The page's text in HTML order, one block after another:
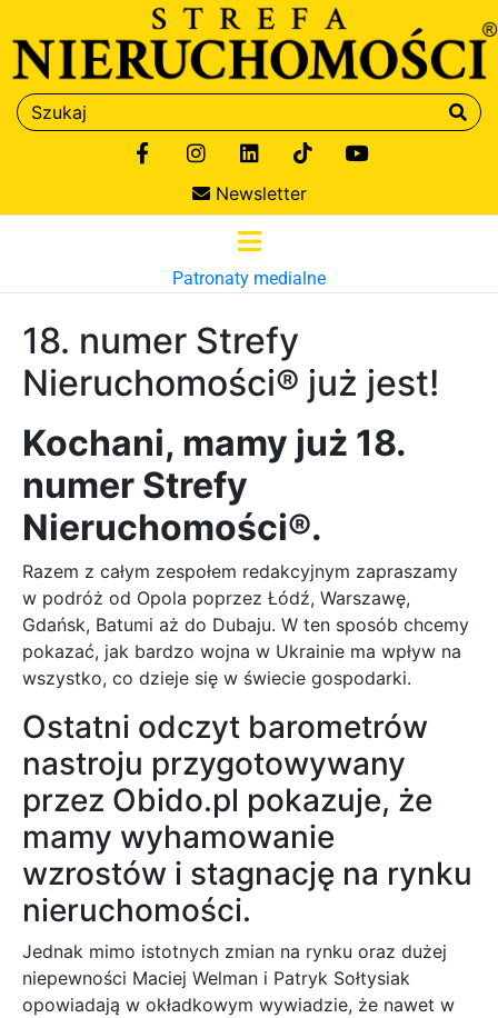
Newsletter
Patronaty medialne
18. numer Strefy
Nieruchomości® już jest!
Kochani, mamy już 18.
numer Strefy
Nieruchomości®.
Razem z całym zespołem redakcyjnym zapraszamy
w podróż od Opola poprzez Łódź, Warszawę,
Gdańsk, Batumi aż do Dubaju. W ten sposób chcemy
pokazać, jak bardzo wojna w Ukrainie ma wpływ na
wszystko, co dzieje się w świecie gospodarki.
Ostatni odczyt barometrów
nastroju przygotowywany
przez Obido.pl pokazuje, że
mamy wyhamowanie
wzrostów i stagnację na rynku
nieruchomości.
Jednak mimo istotnych zmian na rynku oraz dużej
niepewności Maciej Welman i Patryk Sołtysiak
opowiadają w okładkowym wywiadzie, że nawet w